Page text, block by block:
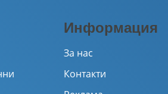
Информация
За нас
Контакти